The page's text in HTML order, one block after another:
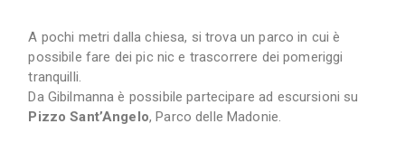
A pochi metri dalla chiesa, si trova un parco in cui è
possibile fare dei pic nic e trascorrere dei pomeriggi
tranquilli.
Da Gibilmanna è possibile partecipare ad escursioni su
Pizzo Sant’Angelo, Parco delle Madonie.